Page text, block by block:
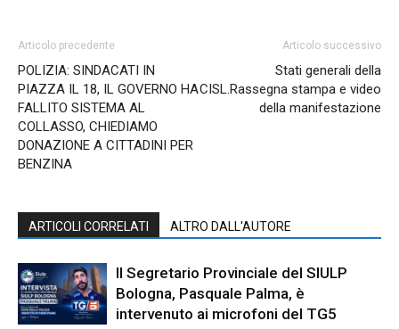
Articolo precedente
POLIZIA: SINDACATI IN
PIAZZA IL 18, IL GOVERNO HA
FALLITO SISTEMA AL
COLLASSO, CHIEDIAMO
DONAZIONE A CITTADINI PER
BENZINA
Articolo successivo
Stati generali della
CISL.Rassegna stampa e video
della manifestazione
ARTICOLI CORRELATI ALTRO DALL'AUTORE
Il Segretario Provinciale del SIULP
Bologna, Pasquale Palma, è
intervenuto ai microfoni del TG5